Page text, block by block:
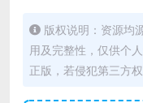
版权说明：资源均
用及完整性，仅供个
正版，若侵犯第三方